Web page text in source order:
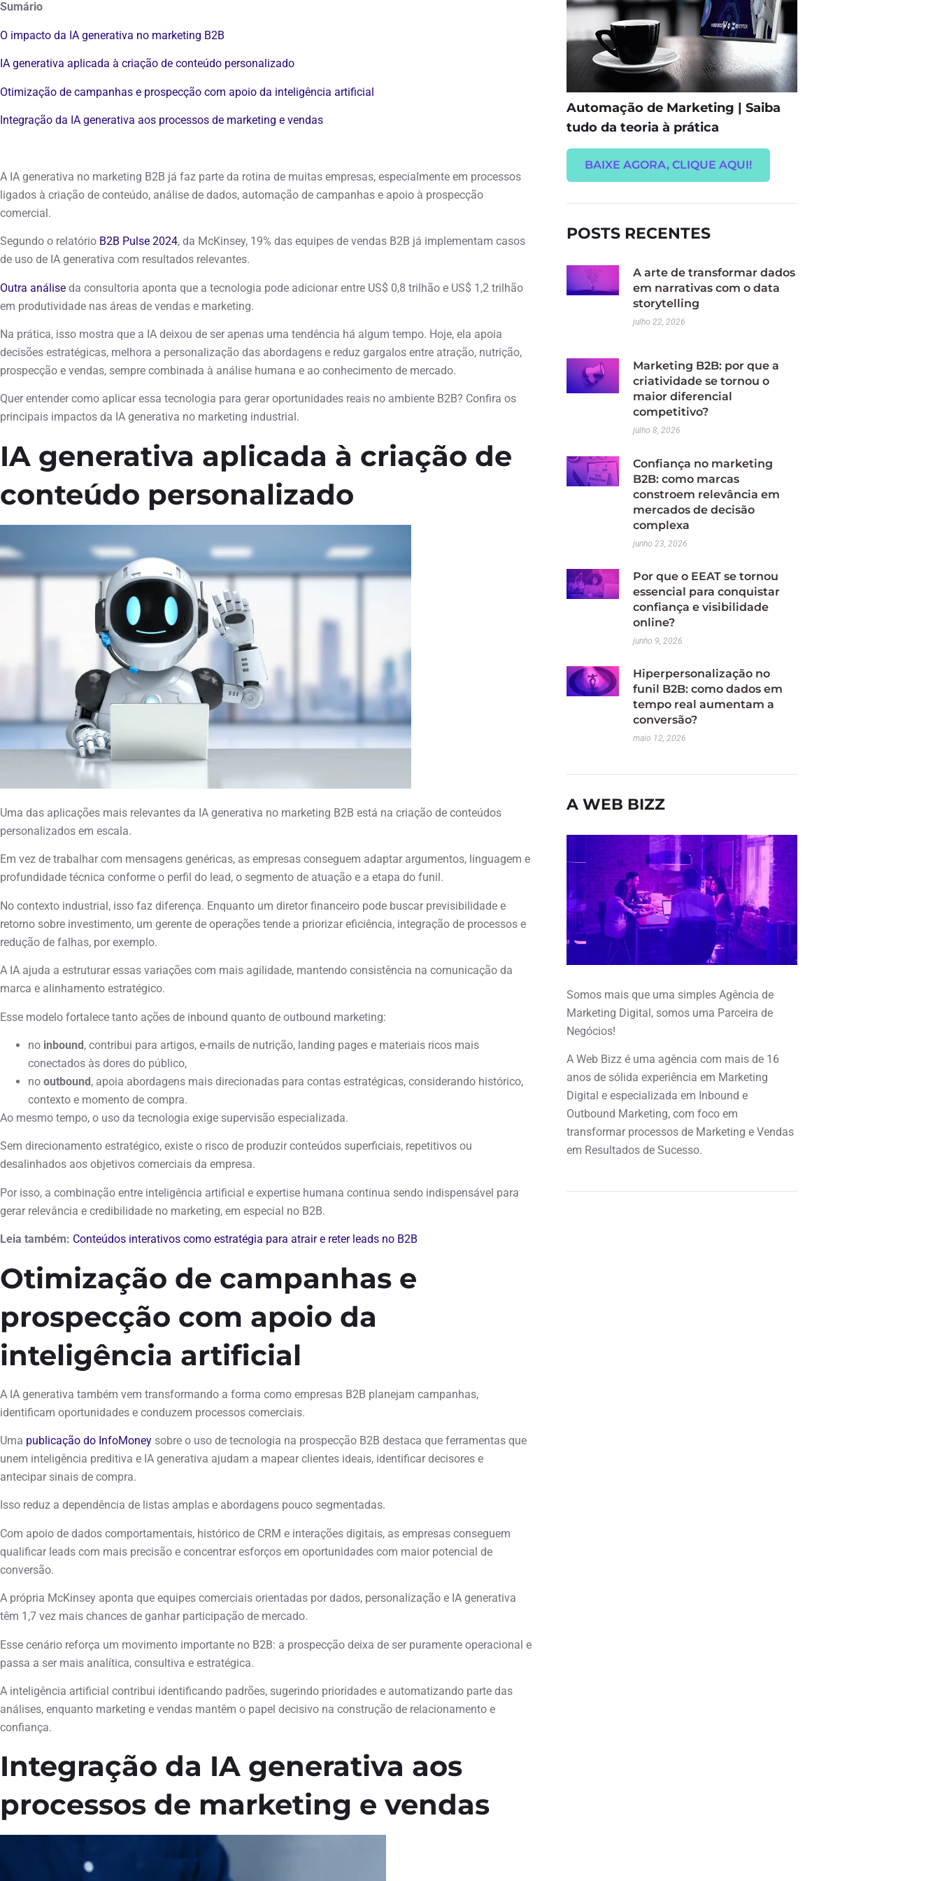
Sumário
O impacto da IA generativa no marketing B2B
IA generativa aplicada à criação de conteúdo personalizado
Otimização de campanhas e prospecção com apoio da inteligência artificial
Integração da IA generativa aos processos de marketing e vendas
A IA generativa no marketing B2B já faz parte da rotina de muitas empresas, especialmente em processos
ligados à criação de conteúdo, análise de dados, automação de campanhas e apoio à prospecção
comercial.
Segundo o relatório B2B Pulse 2024, da McKinsey, 19% das equipes de vendas B2B já implementam casos
de uso de IA generativa com resultados relevantes.
Outra análise da consultoria aponta que a tecnologia pode adicionar entre US$ 0,8 trilhão e US$ 1,2 trilhão
em produtividade nas áreas de vendas e marketing.
Na prática, isso mostra que a IA deixou de ser apenas uma tendência há algum tempo. Hoje, ela apoia
decisões estratégicas, melhora a personalização das abordagens e reduz gargalos entre atração, nutrição,
prospecção e vendas, sempre combinada à análise humana e ao conhecimento de mercado.
Quer entender como aplicar essa tecnologia para gerar oportunidades reais no ambiente B2B? Confira os
principais impactos da IA generativa no marketing industrial.
IA generativa aplicada à criação de
conteúdo personalizado
Uma das aplicações mais relevantes da IA generativa no marketing B2B está na criação de conteúdos
personalizados em escala.
Em vez de trabalhar com mensagens genéricas, as empresas conseguem adaptar argumentos, linguagem e
profundidade técnica conforme o perfil do lead, o segmento de atuação e a etapa do funil.
No contexto industrial, isso faz diferença. Enquanto um diretor financeiro pode buscar previsibilidade e
retorno sobre investimento, um gerente de operações tende a priorizar eficiência, integração de processos e
redução de falhas, por exemplo.
A IA ajuda a estruturar essas variações com mais agilidade, mantendo consistência na comunicação da
marca e alinhamento estratégico.
Esse modelo fortalece tanto ações de inbound quanto de outbound marketing:
no inbound, contribui para artigos, e-mails de nutrição, landing pages e materiais ricos mais
conectados às dores do público,
no outbound, apoia abordagens mais direcionadas para contas estratégicas, considerando histórico,
contexto e momento de compra.
Ao mesmo tempo, o uso da tecnologia exige supervisão especializada.
Sem direcionamento estratégico, existe o risco de produzir conteúdos superficiais, repetitivos ou
desalinhados aos objetivos comerciais da empresa.
Por isso, a combinação entre inteligência artificial e expertise humana continua sendo indispensável para
gerar relevância e credibilidade no marketing, em especial no B2B.
Leia também: Conteúdos interativos como estratégia para atrair e reter leads no B2B
Otimização de campanhas e
prospecção com apoio da
inteligência artificial
A IA generativa também vem transformando a forma como empresas B2B planejam campanhas,
identificam oportunidades e conduzem processos comerciais.
Uma publicação do InfoMoney sobre o uso de tecnologia na prospecção B2B destaca que ferramentas que
unem inteligência preditiva e IA generativa ajudam a mapear clientes ideais, identificar decisores e
antecipar sinais de compra.
Isso reduz a dependência de listas amplas e abordagens pouco segmentadas.
Com apoio de dados comportamentais, histórico de CRM e interações digitais, as empresas conseguem
qualificar leads com mais precisão e concentrar esforços em oportunidades com maior potencial de
conversão.
A própria McKinsey aponta que equipes comerciais orientadas por dados, personalização e IA generativa
têm 1,7 vez mais chances de ganhar participação de mercado.
Esse cenário reforça um movimento importante no B2B: a prospecção deixa de ser puramente operacional e
passa a ser mais analítica, consultiva e estratégica.
A inteligência artificial contribui identificando padrões, sugerindo prioridades e automatizando parte das
análises, enquanto marketing e vendas mantêm o papel decisivo na construção de relacionamento e
confiança.
Integração da IA generativa aos
processos de marketing e vendas
Automação de Marketing | Saiba
tudo da teoria à prática
BAIXE AGORA, CLIQUE AQUI!
POSTS RECENTES
A arte de transformar dados
em narrativas com o data
storytelling
julho 22, 2026
Marketing B2B: por que a
criatividade se tornou o
maior diferencial
competitivo?
julho 8, 2026
Confiança no marketing
B2B: como marcas
constroem relevância em
mercados de decisão
complexa
junho 23, 2026
Por que o EEAT se tornou
essencial para conquistar
confiança e visibilidade
online?
junho 9, 2026
Hiperpersonalização no
funil B2B: como dados em
tempo real aumentam a
conversão?
maio 12, 2026
A WEB BIZZ
Somos mais que uma simples Agência de
Marketing Digital, somos uma Parceira de
Negócios!
A Web Bizz é uma agência com mais de 16
anos de sólida experiência em Marketing
Digital e especializada em Inbound e
Outbound Marketing, com foco em
transformar processos de Marketing e Vendas
em Resultados de Sucesso.